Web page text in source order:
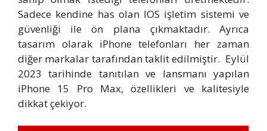
Sadece kendine has olan IOS işletim sistemi ve
güvenliği ile ön plana çıkmaktadır. Ayrıca
tasarım olarak iPhone telefonları her zaman
diğer markalar tarafından taklit edilmiştir. Eylül
2023 tarihinde tanıtılan ve lansmanı yapılan
iPhone 15 Pro Max, özellikleri ve kalitesiyle
dikkat çekiyor.